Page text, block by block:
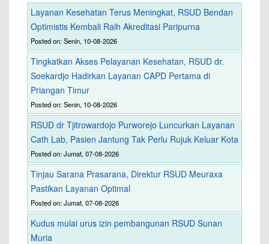
Layanan Kesehatan Terus Meningkat, RSUD Bendan
Optimistis Kembali Raih Akreditasi Paripurna
Posted on: Senin, 10-08-2026
Tingkatkan Akses Pelayanan Kesehatan, RSUD dr.
Soekardjo Hadirkan Layanan CAPD Pertama di
Priangan Timur
Posted on: Senin, 10-08-2026
RSUD dr Tjitrowardojo Purworejo Luncurkan Layanan
Cath Lab, Pasien Jantung Tak Perlu Rujuk Keluar Kota
Posted on: Jumat, 07-08-2026
Tinjau Sarana Prasarana, Direktur RSUD Meuraxa
Pastikan Layanan Optimal
Posted on: Jumat, 07-08-2026
Kudus mulai urus izin pembangunan RSUD Sunan
Muria